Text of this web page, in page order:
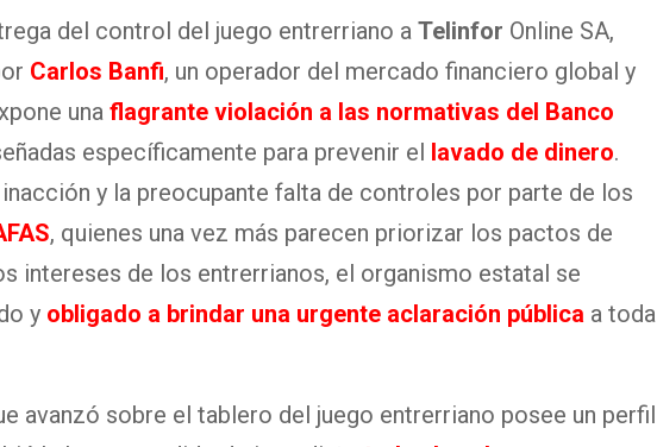
del control del juego entrerriano a Telinfor Online SA,
Carlos Banfi, un operador del mercado financiero global y
una flagrante violación a las normativas del Banco
específicamente para prevenir el lavado de dinero.
y la preocupante falta de controles por parte de los
, quienes una vez más parecen priorizar los pactos de
intereses de los entrerrianos, el organismo estatal se
y obligado a brindar una urgente aclaración pública a toda
avanzó sobre el tablero del juego entrerriano posee un perfil